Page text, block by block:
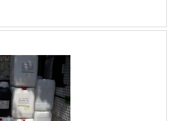
suspensa, utilizada em
onde há grande
- Centros comerciais; -
- Hospitais; Entre
é instalada em ponto
altura de boca de
metro acima do piso, o q.